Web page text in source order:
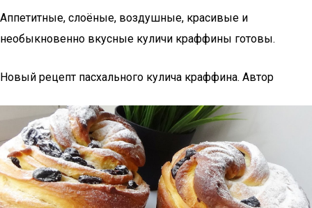
Аппетитные, слоёные, воздушные, красивые и
необыкновенно вкусные куличи краффины готовы.
Новый рецепт пасхального кулича краффина. Автор